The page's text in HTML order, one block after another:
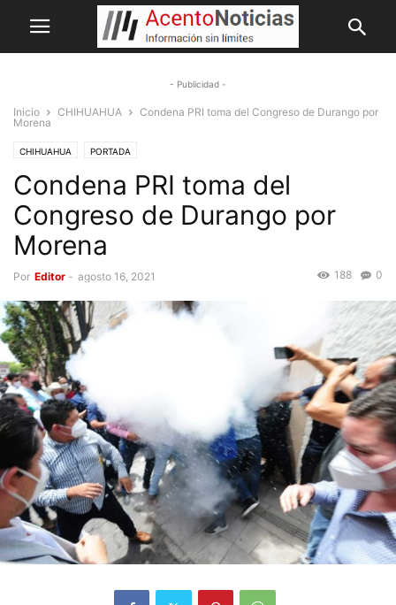
- Publicidad -
Inicio CHIHUAHUA
Condena PRI toma del Congreso de Durango por
Morena
CHIHUAHUA PORTADA
Condena PRI toma del
Congreso de Durango por
Morena
Por Editor - agosto 16, 2021 0
188